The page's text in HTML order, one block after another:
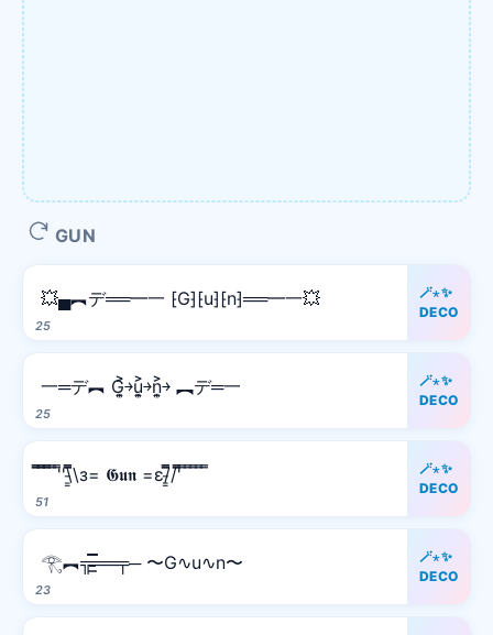
GUN
25
💥▄︻デ══━一 ⁅G⁆⁅u⁆⁅n⁆══━一💥
🪄⋆✨
DECO
25
一═デ︻ G͎͍͐￫u͎͍͐￫n͎͍͐￫ ︻デ═一
🪄⋆✨
DECO
51
̿̿ ̿̿ ̿̿ ̿'̿'\̵͇̿̿\з= 𝕲𝖚𝖓 =ε/̵͇̿̿/'̿̿ ̿ ̿ ̿ ̿ ̿
🪄⋆✨
DECO
23
𓂀︻╦̵̵͇̿̿̿̿══╤─ 〜G∿u∿n〜
🪄⋆✨
DECO